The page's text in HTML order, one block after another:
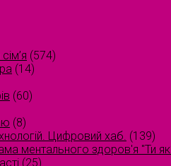
(574)
(14)
(60)
(8)
Цифровий хаб. (139)
ментального здоров'я "Ти
(25)